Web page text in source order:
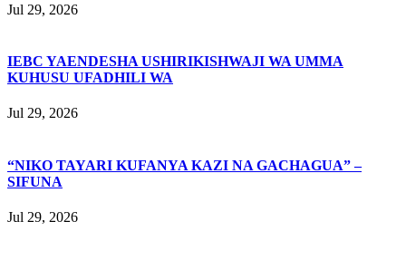
Jul 29, 2026
IEBC YAENDESHA USHIRIKISHWAJI WA UMMA
KUHUSU UFADHILI WA
Jul 29, 2026
“NIKO TAYARI KUFANYA KAZI NA GACHAGUA” –
SIFUNA
Jul 29, 2026